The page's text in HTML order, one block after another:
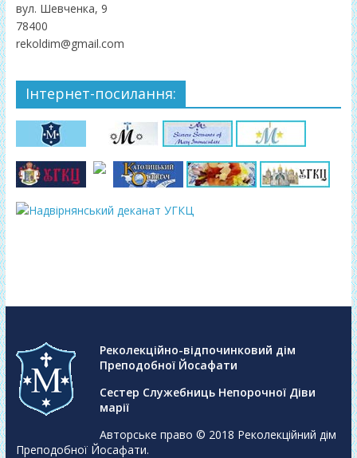
вул. Шевченка, 9
78400
rekoldim@gmail.com
Інтернет-посилання:
Реколекційно-відпочинковий дім
Преподобної Йосафати
Сестер Служебниць Непорочної Діви
марії
Авторське право © 2018 Реколекційний дім
Преподобної Йосафати.